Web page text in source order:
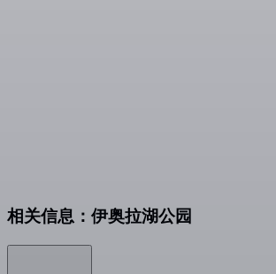
相关信息：伊奥拉湖公园